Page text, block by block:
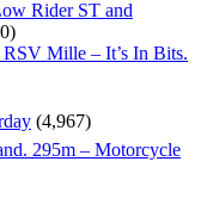
Rider ST and
Mille – It’s In Bits.
(4,967)
295m – Motorcycle